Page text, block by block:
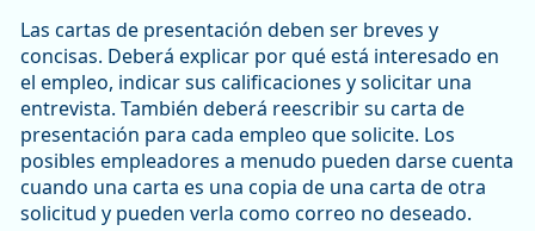
Las cartas de presentación deben ser breves y
concisas. Deberá explicar por qué está interesado en
el empleo, indicar sus calificaciones y solicitar una
entrevista. También deberá reescribir su carta de
presentación para cada empleo que solicite. Los
posibles empleadores a menudo pueden darse cuenta
cuando una carta es una copia de una carta de otra
solicitud y pueden verla como correo no deseado.